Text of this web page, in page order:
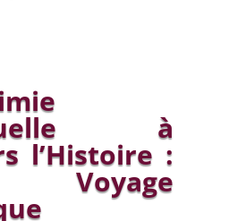
à
l’Histoire :